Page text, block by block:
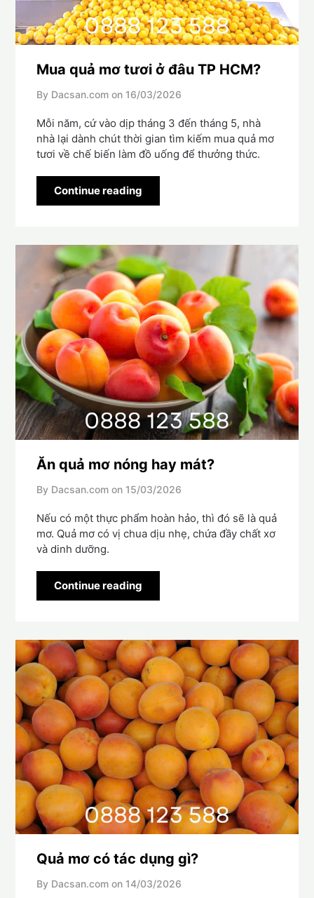
Mua quả mơ tươi ở đâu TP HCM?
By Dacsan.com on 16/03/2026
Mỗi năm, cứ vào dịp tháng 3 đến tháng 5, nhà
nhà lại dành chút thời gian tìm kiếm mua quả mơ
tươi về chế biến làm đồ uống để thưởng thức.
Continue reading
Ăn quả mơ nóng hay mát?
By Dacsan.com on 15/03/2026
Nếu có một thực phẩm hoàn hảo, thì đó sẽ là quả
mơ. Quả mơ có vị chua dịu nhẹ, chứa đầy chất xơ
và dinh dưỡng.
Continue reading
Quả mơ có tác dụng gì?
By Dacsan.com on 14/03/2026